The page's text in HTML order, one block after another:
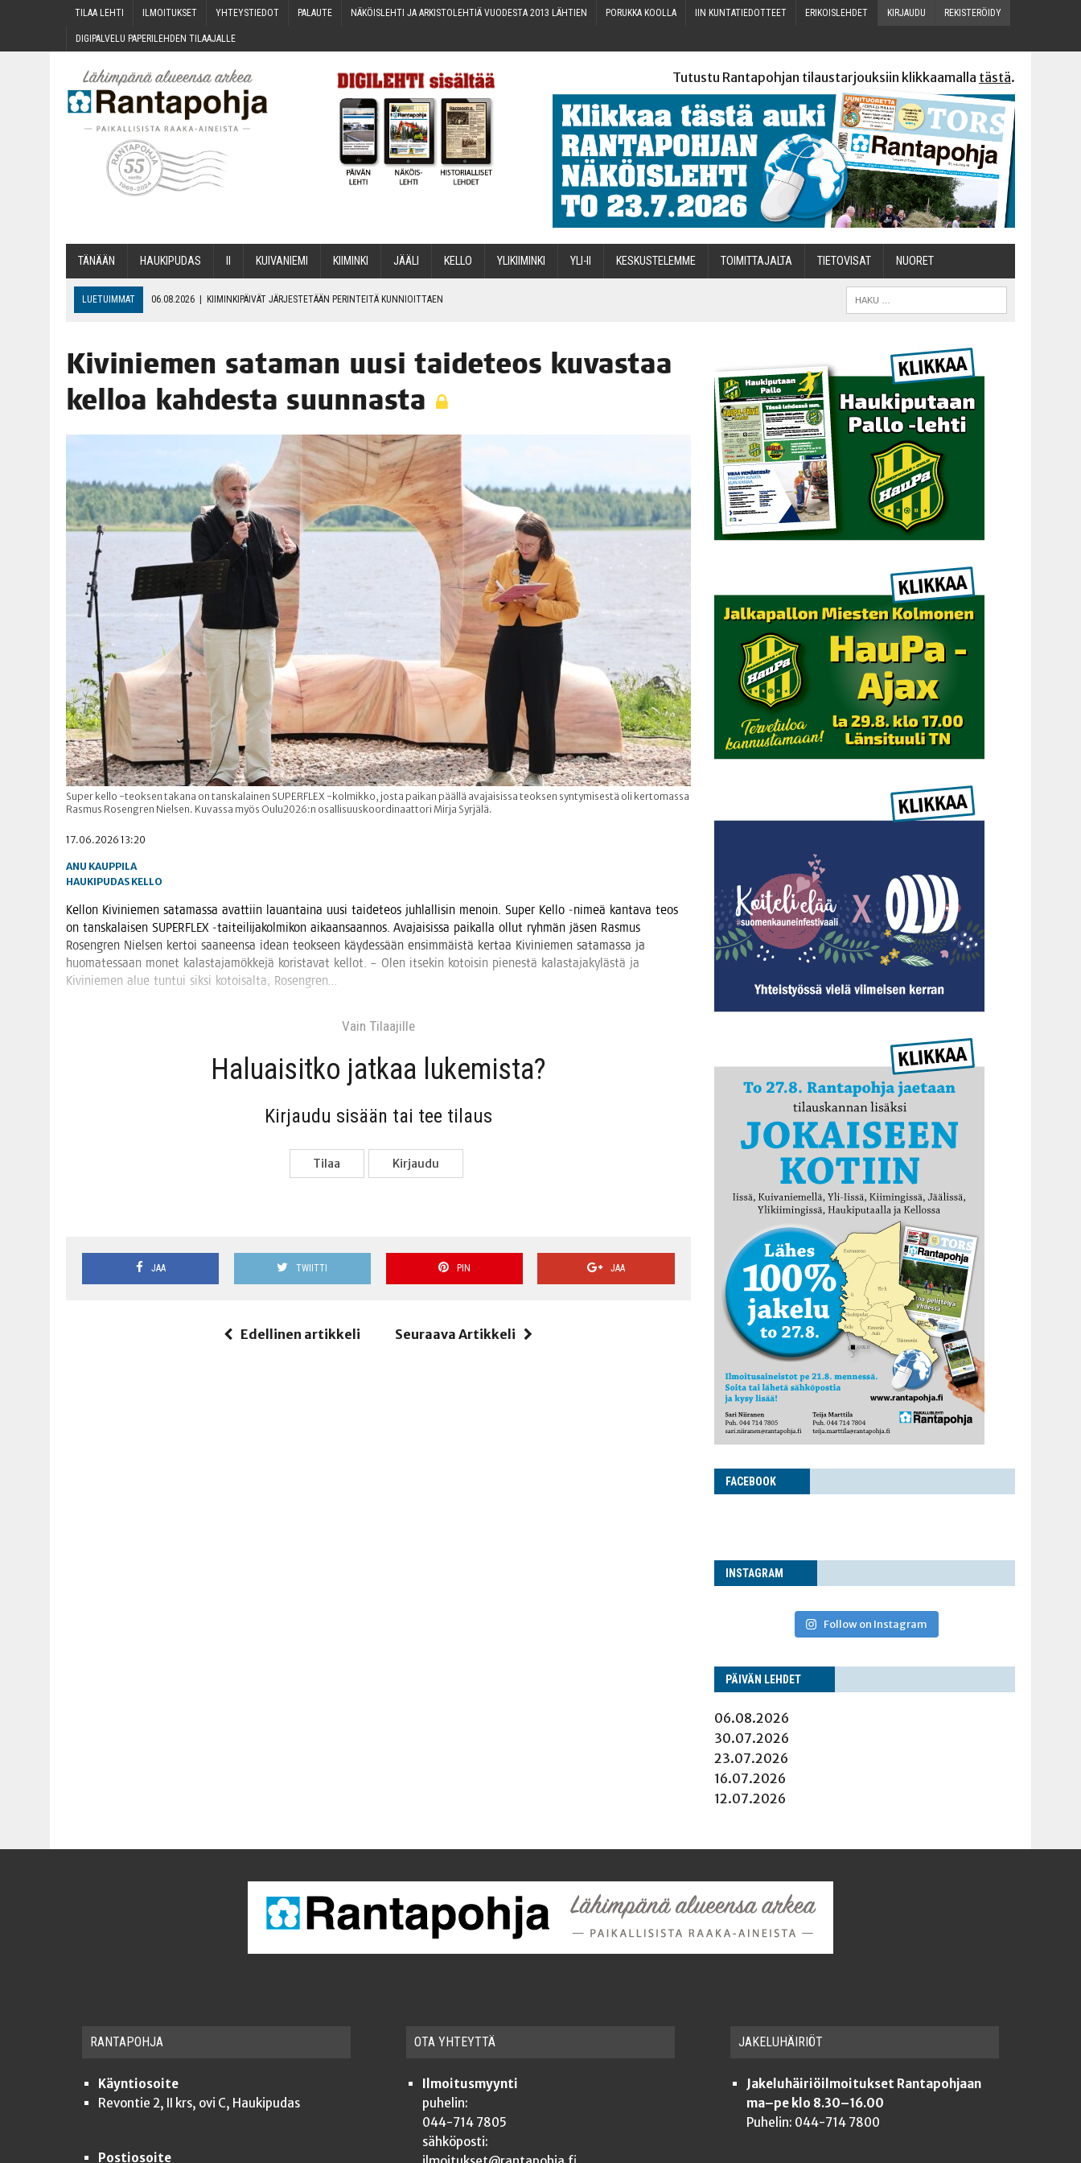
TILAA LEH­TI ILMOI­TUK­SET YHTEYS­TIE­DOT PALAU­TE NÄKÖIS­LEH­TI JA ARKIS­TO­LEH­TIÄ VUO­DES­TA 2013 LÄHTIEN PORUK­KA KOOLLA IIN KUN­TA­TIE­DOT­TEET ERI­KOIS­LEH­DET KIR­JAU­DU REKIS­TE­RÖI­DY
DIGI­PAL­VE­LU PAPE­RI­LEH­DEN TILAAJALLE
Tutustu Rantapohjan tilaustarjouksiin klikkaamalla tästä.
TÄNÄÄN HAU­KI­PU­DAS KUI­VA­NIE­MI KII­MIN­KI JÄÄ­LI KEL­LO YLI­KII­MIN­KI YLI-II KES­KUS­TE­LEM­ME TOI­MIT­TA­JAL­TA TIETOVISAT NUO­RET
LUETUIMMAT 06.08.2026 | KII­MIN­KI­PÄI­VÄT JÄR­JES­TE­TÄÄN PERIN­TEI­TÄ KUNNIOITTAEN
06.08.2026 MAKA­RO­NI­LAA­TI­KOL­LA ARKEEN
08.08.2026 | MENO­VINK­KE­JÄ LOP­PU­KE­SÄN TAPAHTUMIIN
Kivi­nie­men sata­man uusi tai­de­teos kuvas­taa
kel­loa kah­des­ta suunnasta
Super kello -teoksen takana on tanskalainen SUPERFLEX -kolmikko, josta paikan päällä avajaisissa teoksen syntymisestä oli kertomassa
Rasmus Rosengren Nielsen. Kuvassa myös Oulu2026:n osallisuuskoordinaattori Mirja Syrjälä.
17.06.2026 13:20
ANU KAUPPILA
HAUKIPUDAS KELLO
Kel­lon Kivi­nie­men sata­mas­sa avat­tiin lau­an­tai­na uusi tai­de­teos juh­lal­li­sin menoin. Super Kel­lo ‑nimeä kan­ta­va teos
on tans­ka­lai­sen SUPERFLEX ‑tai­tei­li­ja­kol­mi­kon aikaan­saan­nos. Ava­jai­sis­sa pai­kal­la ollut ryh­män jäsen Ras­mus
Rosengren Niel­sen ker­toi saa­neen­sa idean teok­seen käy­des­sään ensim­mäis­tä ker­taa Kivi­nie­men sata­mas­sa ja
huo­ma­tes­saan monet kalas­ta­ja­mök­ke­jä koris­ta­vat kel­lot. – Olen itse­kin kotoi­sin pie­nes­tä kalas­ta­ja­ky­läs­tä ja
Kivi­nie­men alue tun­tui sik­si kotoi­sal­ta, Rosengren…
Vain Tilaa­jil­le
Haluai­sit­ko jat­kaa lukemista?
Kir­jau­du sisään tai tee tilaus
Tilaa Kir­jau­du
JAA TWIITTI PIN JAA
Edellinen artikkeli Seuraava Artikkeli
FACE­BOOK
INS­TA­GRAM
Follow on Instagram
PÄI­VÄN LEHDET
06.08.2026
30.07.2026
23.07.2026
16.07.2026
12.07.2026
RAN­TA­POH­JA
Käyntiosoite
Revontie 2, II krs, ovi C, Haukipudas
Postiosoite
OTA YHTEYT­TÄ
Ilmoitusmyynti
puhelin:
044-714 7805
sähköposti:
JAKE­LU­HÄI­RIÖT
Jakeluhäiriöilmoitukset Rantapohjaan
ma–pe klo 8.30–16.00
Puhelin: 044-714 7800